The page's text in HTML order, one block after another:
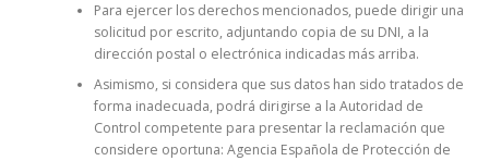
Para ejercer los derechos mencionados, puede dirigir una
solicitud por escrito, adjuntando copia de su DNI, a la
dirección postal o electrónica indicadas más arriba.
Asimismo, si considera que sus datos han sido tratados de
forma inadecuada, podrá dirigirse a la Autoridad de
Control competente para presentar la reclamación que
considere oportuna: Agencia Española de Protección de